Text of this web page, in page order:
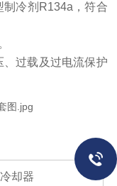
冷剂 R134a ，符合
过载及过电流保护
却器